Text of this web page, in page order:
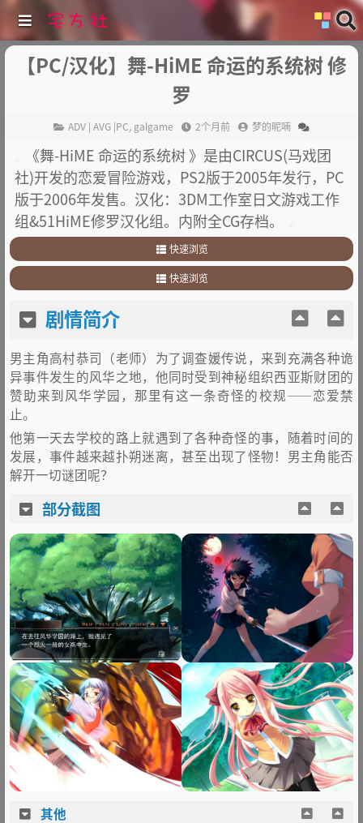
【PC/汉化】舞-HiME 命运的系统树 修
罗
ADV | AVG |PC, galgame 2个月前 梦的昵喃
《舞-HiME 命运的系统树 》是由CIRCUS(马戏团
社)开发的恋爱冒险游戏，PS2版于2005年发行，PC
版于2006年发售。汉化：3DM工作室日文游戏工作
组&51HiME修罗汉化组。内附全CG存档。
快速浏览
1.剧情简介
2.部分截图
3.其他
快速浏览
2.部分截图
剧情简介
男主角高村恭司（老师）为了调查媛传说，来到充满各种诡
异事件发生的风华之地，他同时受到神秘组织西亚斯财团的
赞助来到风华学园，那里有这一条奇怪的校规——恋爱禁
止。
他第一天去学校的路上就遇到了各种奇怪的事，随着时间的
发展，事件越来越扑朔迷离，甚至出现了怪物！男主角能否
解开一切谜团呢？
部分截图
其他